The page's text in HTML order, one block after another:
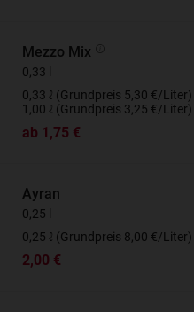
Mezzo Mix
0,33 l
0,33 ℓ (Grundpreis 5,30 €/Liter)
1,00 ℓ (Grundpreis 3,25 €/Liter)
ab 1,75 €
Ayran
0,25 l
0,25 ℓ (Grundpreis 8,00 €/Liter)
2,00 €